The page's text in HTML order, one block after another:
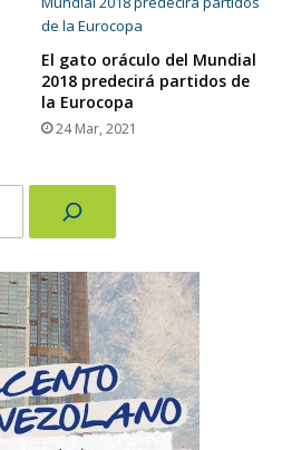
El gato oráculo del Mundial
2018 predecirá partidos de
la Eurocopa
24 Mar, 2021